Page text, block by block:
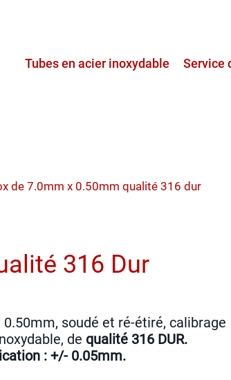
Tubes en acier inoxydable Service
de 7.0mm x 0.50mm qualité 316 dur
316 Dur
soudé et ré-étiré, calibrage
de qualité 316 DUR.
: +/- 0.05mm.